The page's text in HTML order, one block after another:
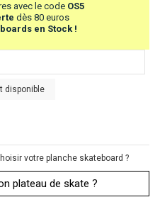
avec le code OS5
dès 80 euros
en Stock !
disponible
votre planche skateboard ?
plateau de skate ?